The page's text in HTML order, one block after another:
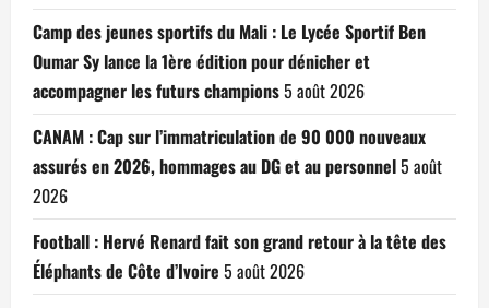
Camp des jeunes sportifs du Mali : Le Lycée Sportif Ben
Oumar Sy lance la 1ère édition pour dénicher et
accompagner les futurs champions5 août 2026
CANAM : Cap sur l’immatriculation de 90 000 nouveaux
assurés en 2026, hommages au DG et au personnel5 août
2026
Football : Hervé Renard fait son grand retour à la tête des
Éléphants de Côte d’Ivoire 5 août 2026